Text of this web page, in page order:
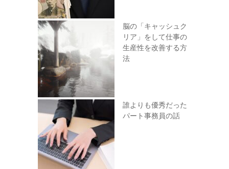
脳の「キャッシュク
リア」をして仕事の
生産性を改善する方
法
誰よりも優秀だった
パート事務員の話